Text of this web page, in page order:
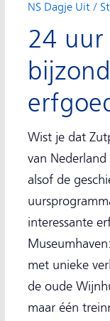
NS Dagje Uit
24 uur
Wist je dat
van Nederland
alsof de
interessante
met unieke
de oude
maar één